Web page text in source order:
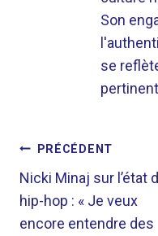
Son
se
DE
PRÉCÉDENT
Nicki Minaj sur l’état
hip-hop : « Je veux
encore entendre des